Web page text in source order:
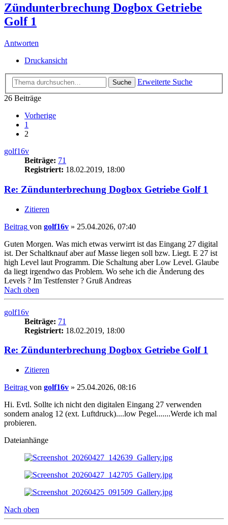
Zündunterbrechung Dogbox Getriebe
Golf 1
Antworten
Druckansicht
Suche
Erweiterte Suche
26 Beiträge
Vorherige
1
2
golf16v
Beiträge: 71
Registriert: 18.02.2019, 18:00
Re: Zündunterbrechung Dogbox Getriebe Golf 1
Zitieren
Beitrag von golf16v » 25.04.2026, 07:40
Guten Morgen. Was mich etwas verwirrt ist das Eingang 27 digital
ist. Der Schaltknauf aber auf Masse liegen soll bzw. Liegt. E 27 ist
high Level laut Programm. Die Schaltung aber Low Level. Glaube
da liegt irgendwo das Problem. Wo sehe ich die Änderung des
Levels ? Im Testfenster ? Gruß Andreas
Nach oben
golf16v
Beiträge: 71
Registriert: 18.02.2019, 18:00
Re: Zündunterbrechung Dogbox Getriebe Golf 1
Zitieren
Beitrag von golf16v » 25.04.2026, 08:16
Hi. Evtl. Sollte ich nicht den digitalen Eingang 27 verwenden
sondern analog 12 (ext. Luftdruck)....low Pegel.......Werde ich mal
probieren.
Dateianhänge
Nach oben